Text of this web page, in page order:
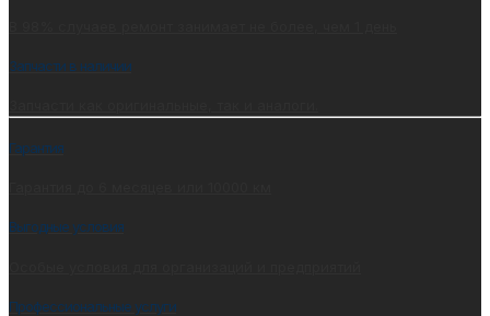
Запчасти в наличии
Гарантия
Выгодные условия
Профессиональные услуги